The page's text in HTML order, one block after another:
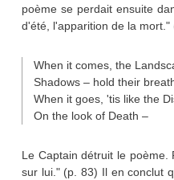
poème se perdait ensuite
d'été, l'apparition de la mort."
When it comes, the
Shadows – hold their
When it goes, 'tis like the
On the look of Death –
Le Captain détruit le
sur lui." (p. 83) Il en conclut